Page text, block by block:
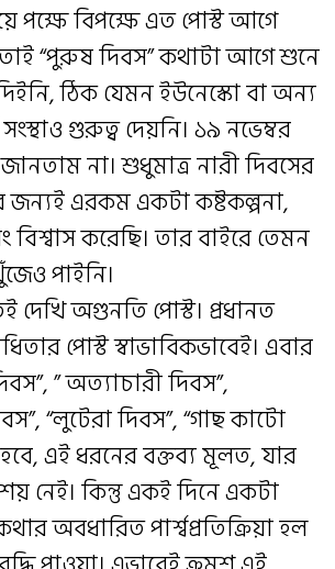
পক্ষে বিপক্ষে এত পোস্ট আগে
“পুরুষ দিবস” কথাটা আগে শুনে
ঠিক যেমন ইউনেস্কো বা অন্য
গুরুত্ব দেয়নি। ১৯ নভেম্বর
না। শুধুমাত্র নারী দিবসের
জন্যই এরকম একটা কষ্টকল্পনা,
করেছি। তার বাইরে তেমন
পাইনি।
অগুনতি পোস্ট। প্রধানত
পোস্ট স্বাভাবিকভাবেই। এবার
” অত্যাচারী দিবস”,
“লুটেরা দিবস”, “গাছ কাটো
এই ধরনের বক্তব্য মূলত, যার
নেই। কিন্তু একই দিনে একটা
অবধারিত পার্শ্বপ্রতিক্রিয়া হল